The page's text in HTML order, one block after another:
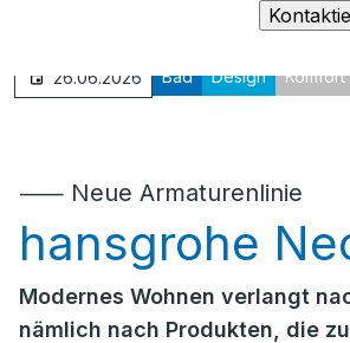
26.06.2026 Bad Design
⸺ Neue Armaturenlinie
hansgrohe
Modernes Wohnen verlangt
nämlich nach Produkten, die